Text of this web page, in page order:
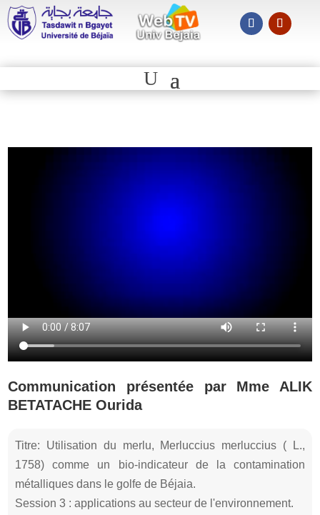
Communication présentée par Mme ALIK
BETATACHE Ourida
Titre: Utilisation du merlu, Merluccius merluccius ( L.,
1758) comme un bio-indicateur de la contamination
métalliques dans le golfe de Béjaia.
Session 3 : applications au secteur de l'environnement.